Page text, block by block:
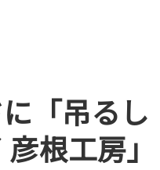
「吊るし
根工房」